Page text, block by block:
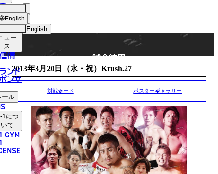
English
한국어
中文（繁體）
ไทย
العربية
ョッ
プ
ュー
ス
情
ンド
ンサ
ール
1につ
いて
GYM
English MATCH RESULT
試合結果
2013年3月20日（水・祝）Krush.27
対戦カード ポスターギャラリー